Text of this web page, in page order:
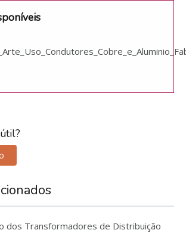
dos Transformadores de Distribuição